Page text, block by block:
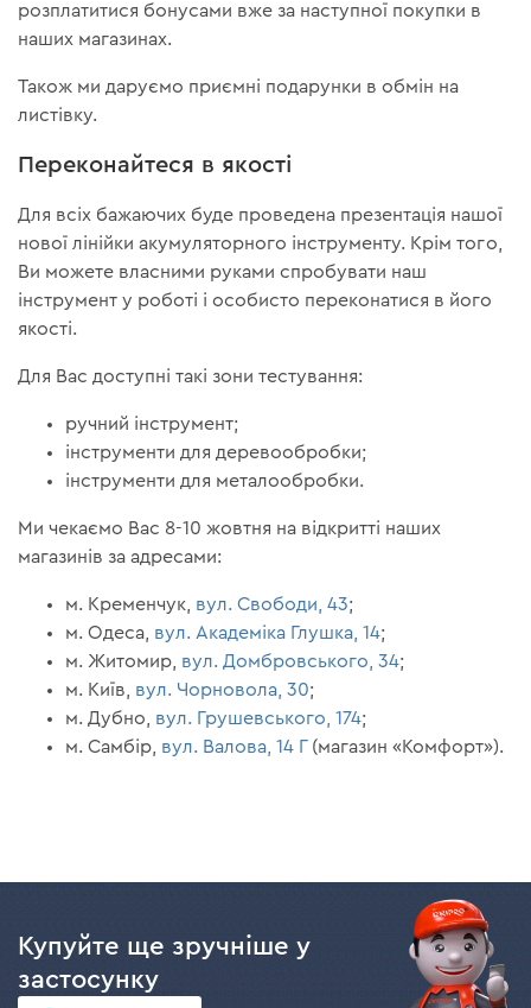
розплатитися бонусами вже за наступної покупки в
наших магазинах.
Також ми даруємо приємні подарунки в обмін на
листівку.
Переконайтеся в якості
Для всіх бажаючих буде проведена презентація нашої
нової лінійки акумуляторного інструменту. Крім того,
Ви можете власними руками спробувати наш
інструмент у роботі і особисто переконатися в його
якості.
Для Вас доступні такі зони тестування:
ручний інструмент;
інструменти для деревообробки;
інструменти для металообробки.
Ми чекаємо Вас 8-10 жовтня на відкритті наших
магазинів за адресами:
м. Кременчук, вул. Свободи, 43;
м. Одеса, вул. Академіка Глушка, 14;
м. Житомир, вул. Домбровського, 34;
м. Київ, вул. Чорновола, 30;
м. Дубно, вул. Грушевського, 174;
м. Самбір, вул. Валова, 14 Г(магазин «Комфорт»).
Купуйте ще зручніше у
застосунку